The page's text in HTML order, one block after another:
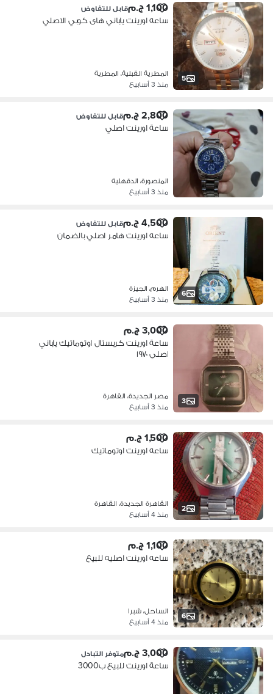
5
1,100 ج.م قابل للتفاوض
ساعه اورينت ياباني هاى كوبي الاصلي
المطرية القبلية، المطرية
منذ 3 أسابيع
2,800 ج.م قابل للتفاوض
ساعة اورينت اصلي
المنصورة، الدقهلية
منذ 3 أسابيع
6
4,500 ج.م قابل للتفاوض
ساعه اورينت هامر اصلي بالضمان
الهرم، الجيزة
منذ 3 أسابيع
3
3,000 ج.م
ساعة اورينت كريستال اوتوماتيك ياباني
اصلي ١٩٧٠
مصر الجديدة، القاهرة
منذ 3 أسابيع
2
1,500 ج.م
ساعه اورينت اوتوماتيك
القاهرة الجديدة، القاهرة
منذ 4 أسابيع
6
1,100 ج.م
ساعه اورينت اصليه للبيع
الساحل، شبرا
منذ 4 أسابيع
3,000 ج.م متوفر التبادل
ساعة اورينت للبيع ب3000